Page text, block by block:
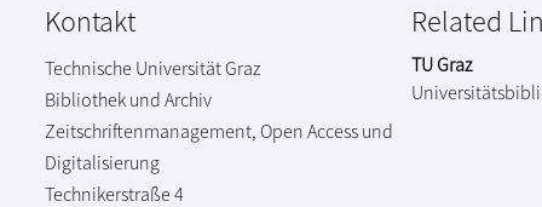
Kontakt
Technische Universität Graz
Bibliothek und Archiv
Zeitschriftenmanagement, Open Access und
Digitalisierung
Technikerstraße 4
Related
TU Graz